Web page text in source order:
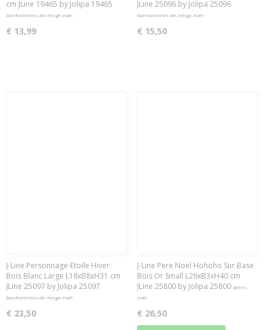
cm JLine 19465 by Jolipa 19465
bonhommes-de-neige-noël
€ 13,99
JLine 25096 by Jolipa 25096
bonhommes-de-neige-noël
€ 15,50
J-Line Personnage-Etoile Hiver
Bois Blanc Large L18xB8xH31 cm
JLine 25097 by Jolipa 25097
bonhommes-de-neige-noël
€ 23,50
J-Line Pere Noel Hohoho Sur Base
Bois Or Small L26xB3xH40 cm
JLine 25800 by Jolipa 25800 peres-
noël
€ 26,50